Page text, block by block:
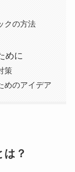
クの方法
めに
策
めのアイデア
？